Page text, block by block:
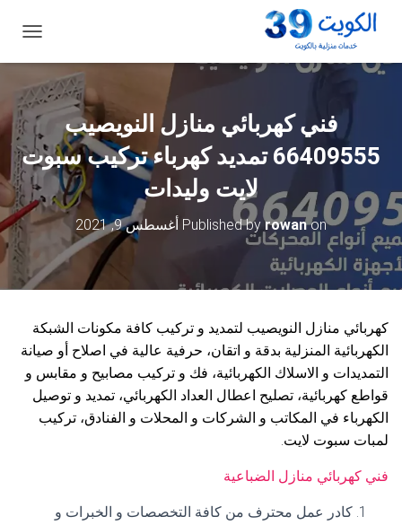
ب
ي
ل
ت
ن
ق
ل
فني كهربائي منازل النويصيب
66409555 تمديد كهرباء تركيب سبوت
لايت وليدات
Published byrowanon أغسطس 9, 2021
كهربائي منازل النويصيب لتمديد و تركيب كافة مكونات الشبكة
الكهربائية المنزلية بدقة و اتقان، حرفية عالية في اصلاح أو صيانة
التمديدات و الاسلاك الكهربائية، فك و تركيب مصابيح و مقابس و
قواطع كهربائية، تصليح اعطال العداد الكهربائي، تمديد و توصيل
الكهرباء في المكاتب و الشركات و المحلات و الفنادق، تركيب
لمبات سبوت لايت.
فني كهربائي منازل الضباعية
كادر عمل محترف من كافة التخصصات و الخبرات و